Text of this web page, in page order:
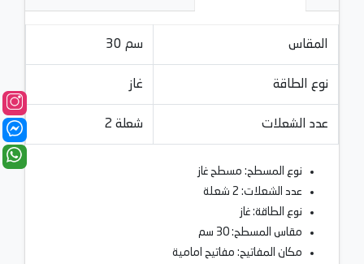
المقاس 30 سم
نوع الطاقة غاز
عدد الشعلات 2 شعلة
نوع المسطح: مسطح غاز
عدد الشعلات: 2 شعلة
نوع الطاقة: غاز
مقاس المسطح: 30 سم
مكان المفاتيح: مفاتيح امامية